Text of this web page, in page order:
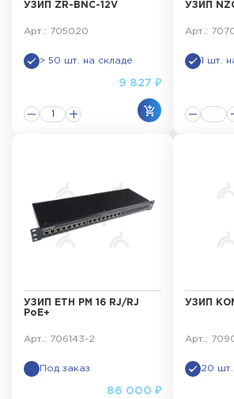
УЗИП ZR-BNC-12V
Арт.: 705020
> 50 шт. на складе
9 827 ₽
УЗИП
Арт.:
1 шт.
УЗИП ЕТН РМ 16 RJ/RJ
PoE+
Арт.: 706143-2
Под заказ
86 000 ₽
УЗИП
Арт.:
20 шт.